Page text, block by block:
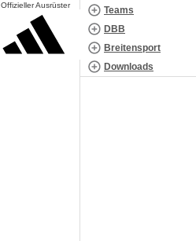
Offizieller Ausrüster
Teams
DBB
Breitensport
Downloads